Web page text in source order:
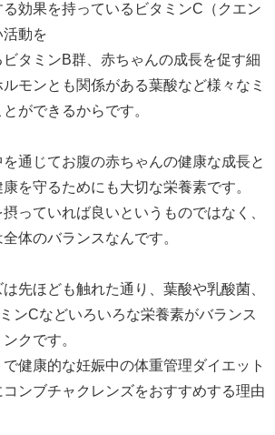
効果を持っているビタミンC（クエン
動を
タミンB群、赤ちゃんの成長を促す細
モンとも関係がある葉酸など様々なミ
ができるからです。
通じてお腹の赤ちゃんの健康な成長と
を守るためにも大切な栄養素です。
っていれば良いというものではなく、
体のバランスなんです。
先ほども触れた通り、葉酸や乳酸菌、
ンCなどいろいろな栄養素がバランス
クです。
健康的な妊娠中の体重管理ダイエット
ンブチャクレンズをおすすめする理由